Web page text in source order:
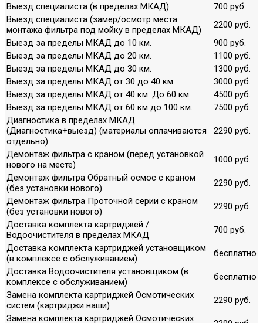
Выезд специалиста (в пределах МКАД)
700 руб.
Выезд специалиста (замер/осмотр места
монтажа фильтра под мойку в пределах МКАД)
2200 руб.
Выезд за пределы МКАД до 10 км.
900 руб.
Выезд за пределы МКАД до 20 км.
1100 руб.
Выезд за пределы МКАД до 30 км.
1300 руб.
Выезд за пределы МКАД от 30 до 40 км.
3000 руб.
Выезд за пределы МКАД от 40 км. До 60 км.
4500 руб.
Выезд за пределы МКАД от 60 км до 100 км.
7500 руб.
Диагностика в пределах МКАД
(Диагностика+выезд) (материалы оплачиваются
отдельно)
2290 руб.
Демонтаж фильтра с краном (перед установкой
нового на месте)
1000 руб.
Демонтаж фильтра Обратный осмос с краном
(без установки нового)
2290 руб.
Демонтаж фильтра Проточной серии с краном
(без установки нового)
2290 руб.
Доставка комплекта картриджей /
Водоочистителя в пределах МКАД
700 руб.
Доставка комплекта картриджей установщиком
(в комплексе с обслуживанием)
бесплатно
Доставка Водоочистителя установщиком (в
комплексе с обслуживанием)
бесплатно
Замена комплекта картриджей Осмотических
систем (картриджи наши)
2290 руб.
Замена комплекта картриджей Осмотических